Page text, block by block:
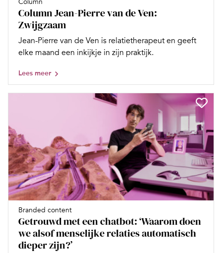
Column
Column Jean-Pierre van de Ven:
Zwijgzaam
Jean-Pierre van de Ven is relatietherapeut en geeft
elke maand een inkijkje in zijn praktijk.
Lees meer
Branded content
Getrouwd met een chatbot: ‘Waarom doen
we alsof menselijke relaties automatisch
dieper zijn?’